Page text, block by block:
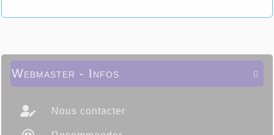

Webmaster - Infos
Nous contacter